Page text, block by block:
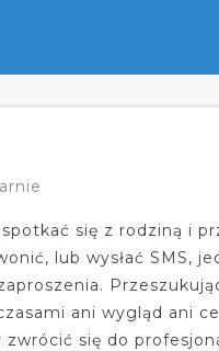
się z rodziną i
lub wysłać SMS,
ani wygląd ani
się do